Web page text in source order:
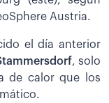
Austria.
el día anterior
, solo
de calor que los